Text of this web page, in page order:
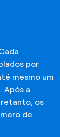
por
mesmo um
Após a
os
de